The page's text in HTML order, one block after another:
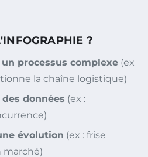
?
processus complexe (ex
la chaîne logistique)
données (ex :
évolution (ex : frise